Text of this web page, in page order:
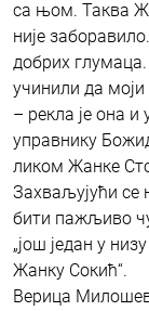
са њом. Таква
није
добрих
учинили да
– рекла је она и
управнику
ликом Жанке
Захваљујући се
бити пажљиво
„још један у
Жанку Сокић“.
Верица